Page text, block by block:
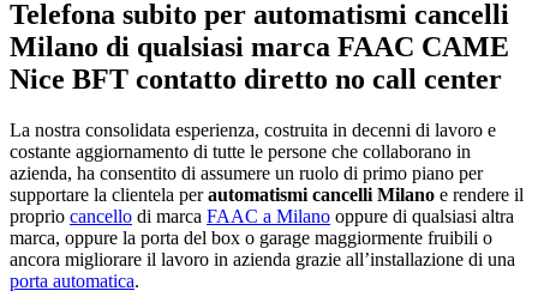
Telefona subito per automatismi cancelli
Milano di qualsiasi marca FAAC CAME
Nice BFT contatto diretto no call center
La nostra consolidata esperienza, costruita in decenni di lavoro e
costante aggiornamento di tutte le persone che collaborano in
azienda, ha consentito di assumere un ruolo di primo piano per
supportare la clientela perautomatismi cancelli Milano e rendere il
proprio cancello di marca FAAC a Milano oppure di qualsiasi altra
marca, oppure la porta del box o garage maggiormente fruibili o
ancora migliorare il lavoro in azienda grazie all’installazione di una
porta automatica.